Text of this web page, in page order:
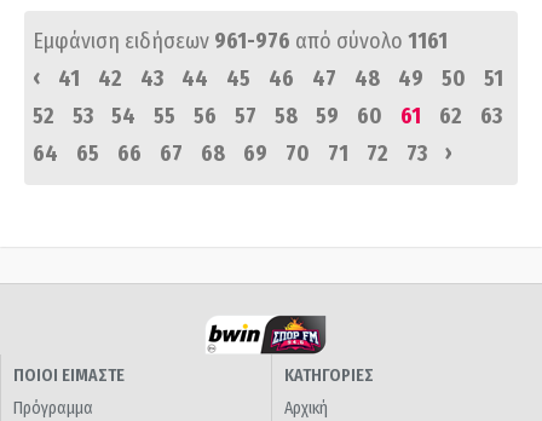
Εμφάνιση ειδήσεων 961-976 από σύνολο 1161
‹
41 42 43 44 45 46 47 48 49 50
51
52
53 54 55 56 57 58 59 60 61 62
63
64
65 66 67 68 69 70 71 72 73 ›
ΠΟΙΟΙ ΕΙΜΑΣΤΕ
Πρόγραμμα
ΚΑΤΗΓΟΡΙΕΣ
Αρχική